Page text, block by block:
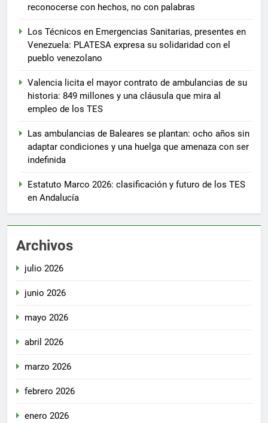
reconocerse con hechos, no con palabras
Los Técnicos en Emergencias Sanitarias, presentes en
Venezuela: PLATESA expresa su solidaridad con el
pueblo venezolano
Valencia licita el mayor contrato de ambulancias de su
historia: 849 millones y una cláusula que mira al
empleo de los TES
Las ambulancias de Baleares se plantan: ocho años sin
adaptar condiciones y una huelga que amenaza con ser
indefinida
Estatuto Marco 2026: clasificación y futuro de los TES
en Andalucía
Archivos
julio 2026
junio 2026
mayo 2026
abril 2026
marzo 2026
febrero 2026
enero 2026